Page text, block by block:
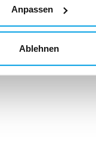
Anpassen
Ablehnen